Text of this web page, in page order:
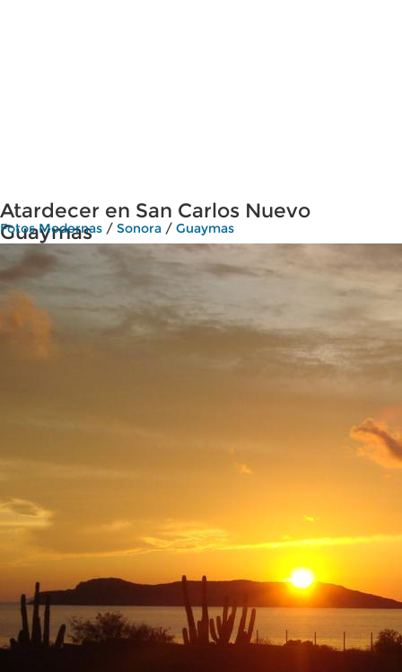
Atardecer en San Carlos Nuevo
Guaymas
Fotos Modernas / Sonora / Guaymas